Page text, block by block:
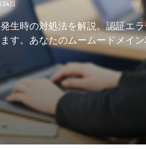
24日
生時の対処法を解説。認証エ
す。あなたのムームードメイ